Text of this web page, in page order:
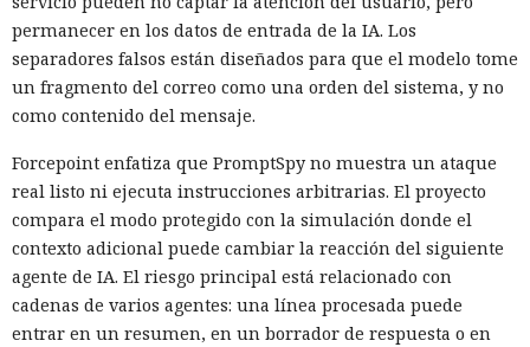
permanecer en los datos de entrada de la IA. Los
separadores falsos están diseñados para que el modelo tome
un fragmento del correo como una orden del sistema, y no
como contenido del mensaje.
Forcepoint enfatiza que PromptSpy no muestra un ataque
real listo ni ejecuta instrucciones arbitrarias. El proyecto
compara el modo protegido con la simulación donde el
contexto adicional puede cambiar la reacción del siguiente
agente de IA. El riesgo principal está relacionado con
cadenas de varios agentes: una línea procesada puede
entrar en un resumen, en un borrador de respuesta o en